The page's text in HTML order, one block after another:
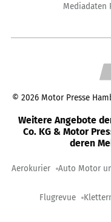
Mediadaten
© 2026 Motor Presse
Weitere Angebote
Co. KG & Motor
deren
Aerokurier Auto Motor
Flugrevue